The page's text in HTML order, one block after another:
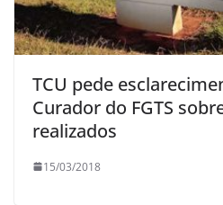
TCU pede
Curador do FGTS
realizados
15/03/2018